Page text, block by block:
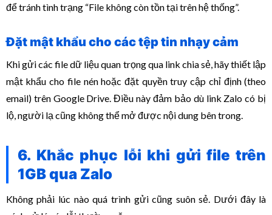
để tránh tình trạng “File không còn tồn tại trên hệ thống”.
Đặt mật khẩu cho các tệp tin nhạy cảm
Khi gửi các file dữ liệu quan trọng qua link chia sẻ, hãy thiết lập
mật khẩu cho file nén hoặc đặt quyền truy cập chỉ định (theo
email) trên Google Drive. Điều này đảm bảo dù link Zalo có bị
lộ, người lạ cũng không thể mở được nội dung bên trong.
6. Khắc phục lỗi khi gửi file trên
1GB qua Zalo
Không phải lúc nào quá trình gửi cũng suôn sẻ. Dưới đây là